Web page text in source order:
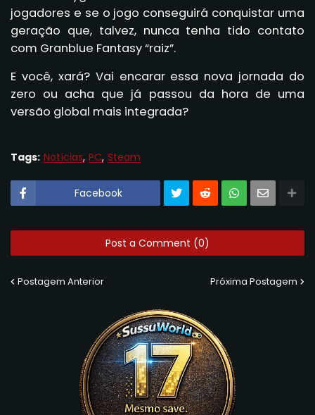
jogadores e se o jogo conseguirá conquistar uma
geração que, talvez, nunca tenha tido contato
com Granblue Fantasy “raiz”.
E você, xará? Vai encarar essa nova jornada do
zero ou acha que já passou da hora de uma
versão global mais integrada?
Tags: Notícias PC Steam
Facebook
Post a Comment (0)
Postagem Anterior Próxima Postagem